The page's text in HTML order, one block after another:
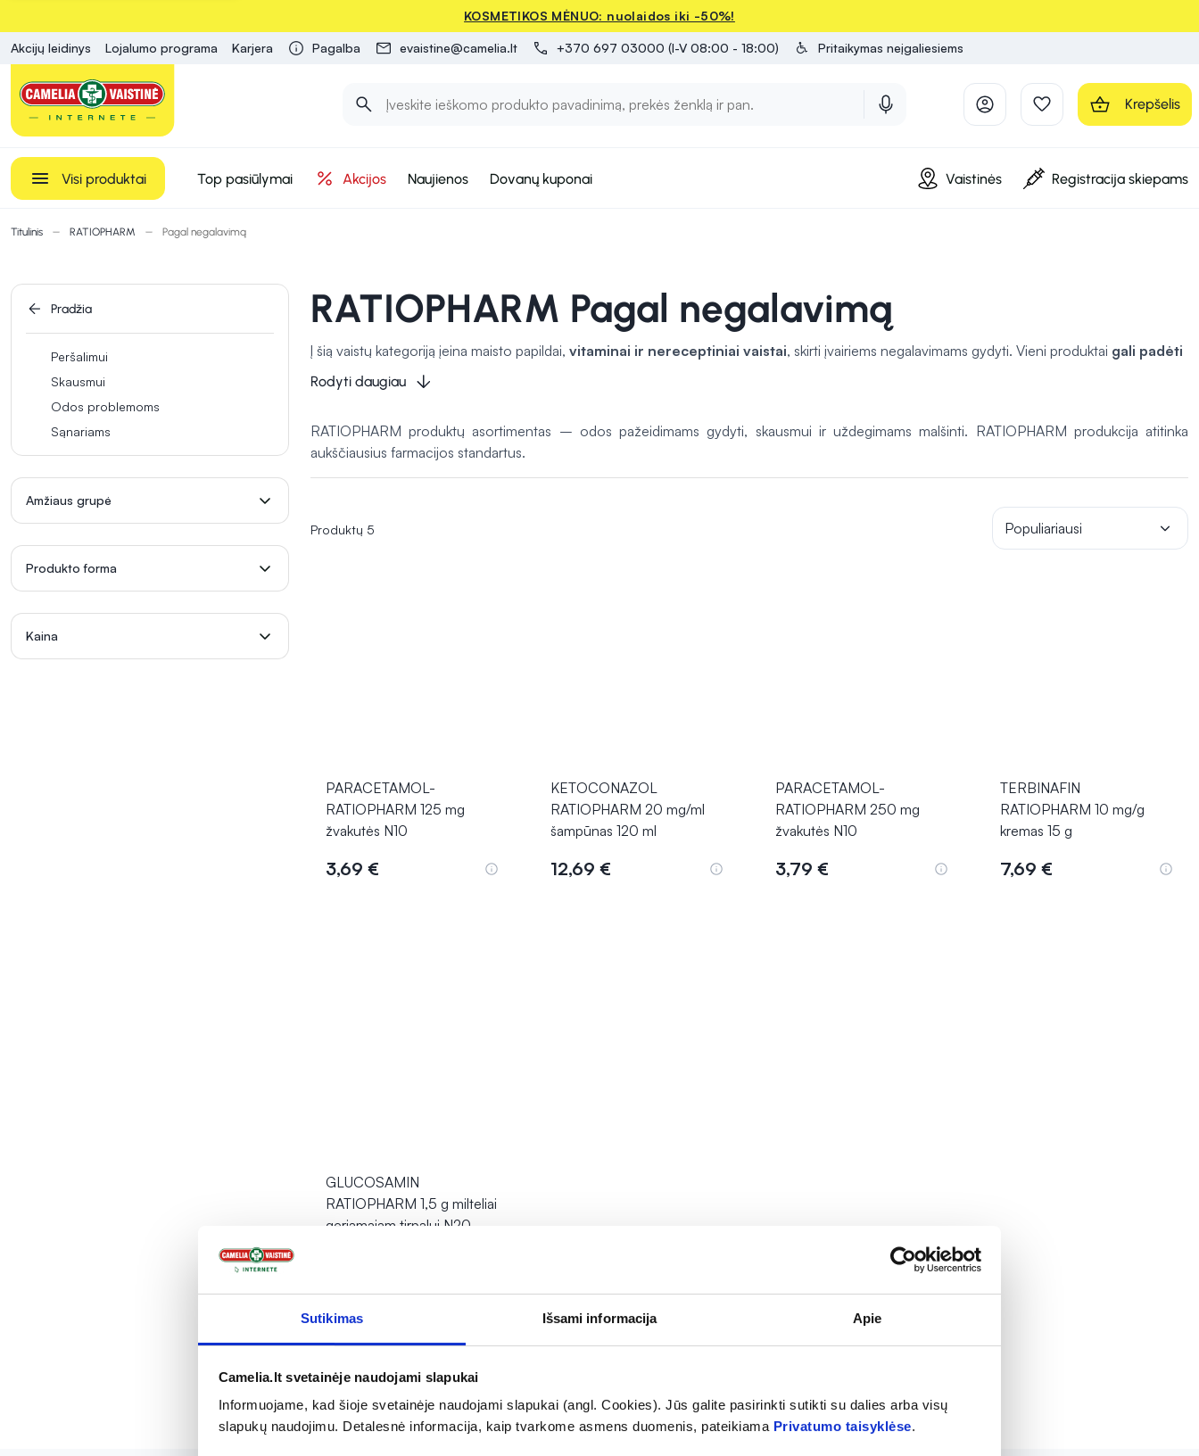
Sutikimas Išsami informacija Apie
Camelia.lt svetainėje naudojami slapukai
Informuojame, kad šioje svetainėje naudojami slapukai (angl. Cookies). Jūs galite pasirinkti sutikti su dalies arba visų
slapukų naudojimu. Detalesnė informacija, kaip tvarkome asmens duomenis, pateikiama Privatumo taisyklėse.
KOSMETIKOS MĖNUO: nuolaidos iki -50%!
Akcijų leidinys Lojalumo programa Karjera Pagalba evaistine@camelia.lt +370 697 03000 (I-V 08:00 - 18:00) Pritaikymas neįgaliesiems
Krepšelis
Visi produktai Top pasiūlymai Akcijos Naujienos Dovanų kuponai Vaistinės Registracija skiepams
Titulinis RATIOPHARM Pagal negalavimą
Pradžia
Peršalimui
Skausmui
Odos problemoms
Sąnariams
Amžiaus grupė
Produkto forma
Kaina
RATIOPHARM Pagal negalavimą
Į šią vaistų kategoriją įeina maisto papildai, vitaminai ir nereceptiniai vaistai, skirti įvairiems negalavimams gydyti. Vieni produktai gali padėti
palaikyti normalią širdies veiklą
išsiskyrimą, o kiti padėti mažinti skrandžio refliuksą. Šios priemonės gali būti naudingos bendrai savijautai gerinti.
Rodyti daugiau
RATIOPHARM produktų asortimentas – odos pažeidimams gydyti, skausmui ir uždegimams malšinti. RATIOPHARM produkcija atitinka
aukščiausius farmacijos standartus.
Produktų 5 Populiariausi
PARACETAMOL-
RATIOPHARM 125 mg
žvakutės N10
3,69 €
KETOCONAZOL
RATIOPHARM 20 mg/ml
šampūnas 120 ml
12,69 €
PARACETAMOL-
RATIOPHARM 250 mg
žvakutės N10
3,79 €
TERBINAFIN
RATIOPHARM 10 mg/g
kremas 15 g
7,69 €
GLUCOSAMIN
RATIOPHARM 1,5 g milteliai
geriamajam tirpalui N20